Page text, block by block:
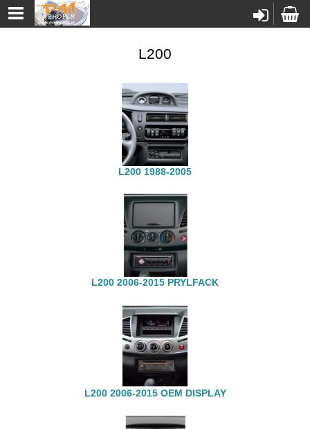
L200
L200 1988-2005
L200 2006-2015 PRYLFACK
L200 2006-2015 OEM DISPLAY